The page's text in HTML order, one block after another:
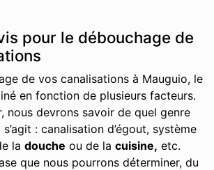
pour le débouchage de
de vos canalisations à Mauguio, le
en fonction de plusieurs facteurs.
nous devrons savoir de quel genre
: canalisation d’égout, système
la douche ou de la cuisine, etc.
que nous pourrons déterminer, du